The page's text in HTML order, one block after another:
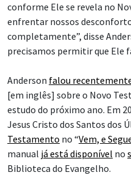
conforme Ele se revela no
enfrentar nossos
completamente”, disse
precisamos permitir que Ele
Anderson falou
[em inglês] sobre o Novo
estudo do próximo ano. Em
Jesus Cristo dos Santos dos
Testamento no “Vem, e
manual já está disponível no
Biblioteca do Evangelho.